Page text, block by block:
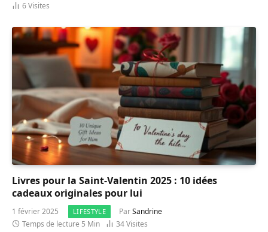
6Visites
Livres pour la Saint-Valentin 2025 : 10 idées
cadeaux originales pour lui
1 février 2025 LIFESTYLE ParSandrine
Temps de lecture 5 Min
34Visites